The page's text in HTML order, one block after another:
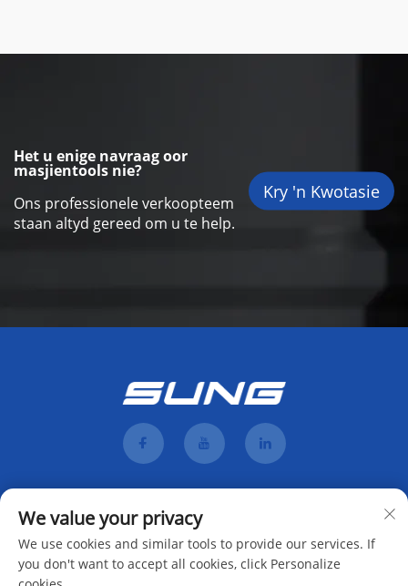
Het u enige navraag oor
masjientools nie?
Ons professionele verkoopteem
staan altyd gereed om u te help.
Kry 'n Kwotasie
We value your privacy
We use cookies and similar tools to provide our services. If
you don't want to accept all cookies, click Personalize